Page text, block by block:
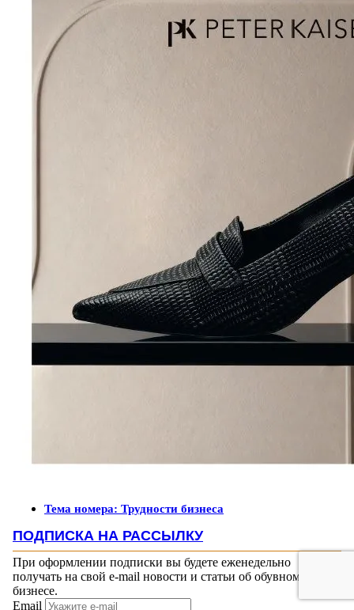
Тема номера: Трудности бизнеса
ПОДПИСКА НА РАССЫЛКУ
При оформлении подписки вы будете еженедельно
получать на свой e-mail новости и статьи об обувном
бизнесе.
Email